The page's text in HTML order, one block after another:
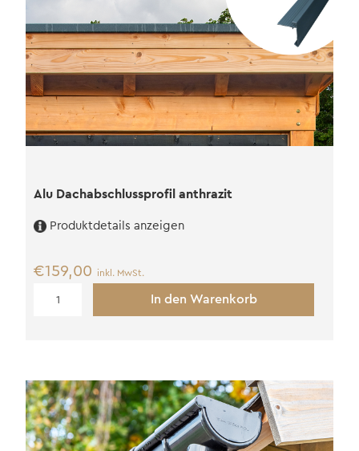
Alu Dachabschlussprofil anthrazit
Produktdetails anzeigen
€159,00 inkl. MwSt.
Dachabschlussprofil
In den Warenkorb